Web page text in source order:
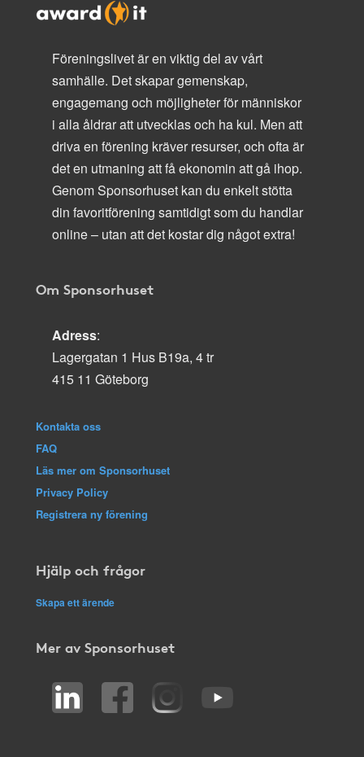
Föreningslivet är en viktig del av vårt
samhälle. Det skapar gemenskap,
engagemang och möjligheter för människor
i alla åldrar att utvecklas och ha kul. Men att
driva en förening kräver resurser, och ofta är
det en utmaning att få ekonomin att gå ihop.
Genom Sponsorhuset kan du enkelt stötta
din favoritförening samtidigt som du handlar
online – utan att det kostar dig något extra!
Om Sponsorhuset
Adress:
Lagergatan 1 Hus B19a, 4 tr
415 11 Göteborg
Kontakta oss
FAQ
Läs mer om Sponsorhuset
Privacy Policy
Registrera ny förening
Hjälp och frågor
Skapa ett ärende
Mer av Sponsorhuset